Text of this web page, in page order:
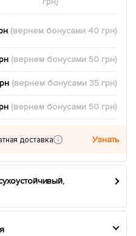
(вернем бонусами 40 грн)
(вернем бонусами 50 грн)
(вернем бонусами35 грн)
(вернем бонусами 50 грн)
доставка Узнать